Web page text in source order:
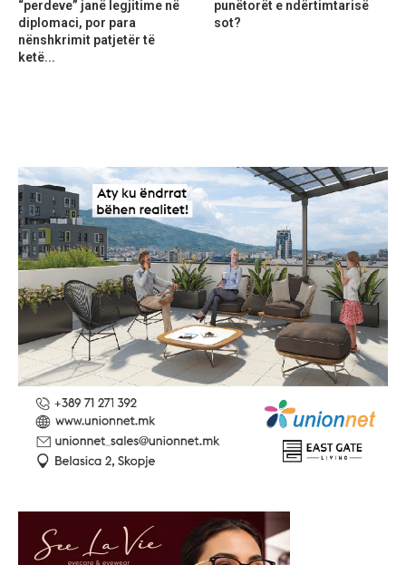
“perdeve” janë legjitime në
diplomaci, por para
nënshkrimit patjetër të
ketë...
punëtorët e ndërtimtarisë
sot?